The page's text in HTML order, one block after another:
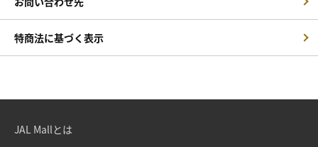
特商法に基づく表示
JAL Mallとは